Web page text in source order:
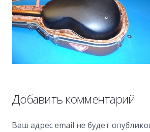
Добавить комментарий
Ваш адрес email не будет